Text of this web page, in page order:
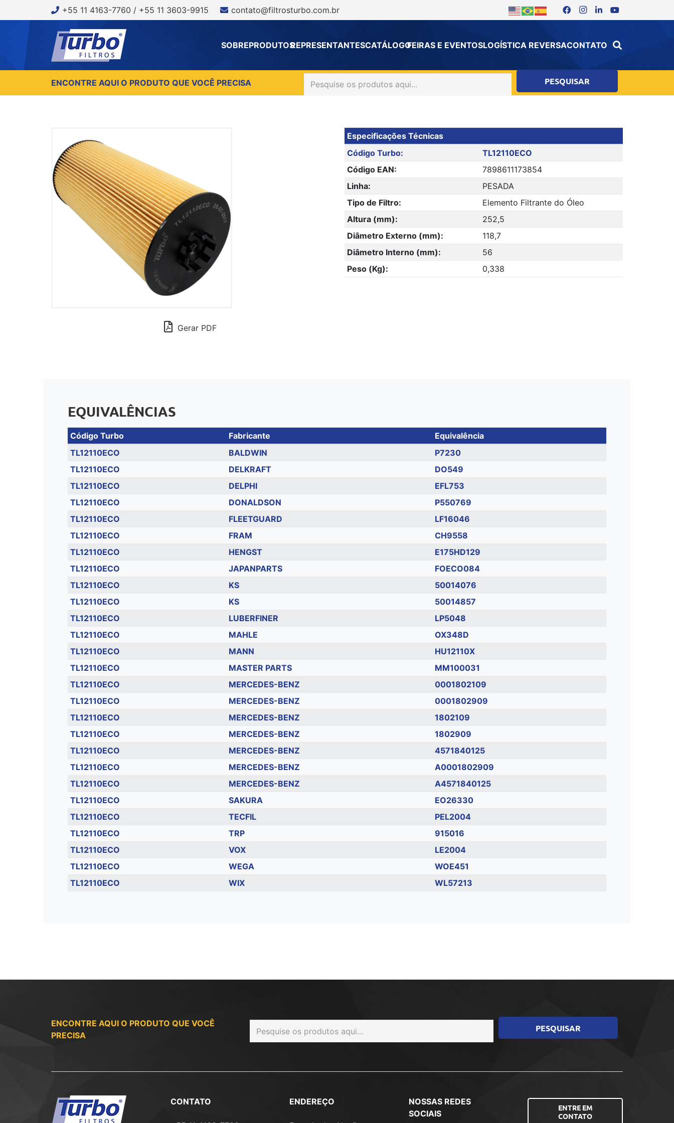
+55 11 4163-7760 / +55 11 3603-9915 contato@filtrosturbo.com.br
SOBREPRODUTOSREPRESENTANTESCATÁLOGOFEIRAS E EVENTOSLOGÍSTICA REVERSACONTATO
ENCONTRE AQUI O PRODUTO QUE VOCÊ PRECISA
Gerar PDF
Especificações Técnicas
Código Turbo:
TL12110ECO
Código EAN:
7898611173854
Linha:
PESADA
Tipo de Filtro:
Elemento Filtrante do Óleo
Altura (mm):
252,5
Diâmetro Externo (mm):
118,7
Diâmetro Interno (mm):
56
Peso (Kg):
0,338
EQUIVALÊNCIAS
Código Turbo Fabricante
Equivalência
TL12110ECO
BALDWIN
P7230
TL12110ECO
DELKRAFT
DO549
TL12110ECO
DELPHI
EFL753
TL12110ECO
DONALDSON
P550769
TL12110ECO
FLEETGUARD
LF16046
TL12110ECO
FRAM
CH9558
TL12110ECO
HENGST
E175HD129
TL12110ECO
JAPANPARTS
FOECO084
TL12110ECO
KS
50014076
TL12110ECO
KS
50014857
TL12110ECO
LUBERFINER
LP5048
TL12110ECO
MAHLE
OX348D
TL12110ECO
MANN
HU12110X
TL12110ECO
MASTER PARTS
MM100031
TL12110ECO
MERCEDES-BENZ
0001802109
TL12110ECO
MERCEDES-BENZ
0001802909
TL12110ECO
MERCEDES-BENZ
1802109
TL12110ECO
MERCEDES-BENZ
1802909
TL12110ECO
MERCEDES-BENZ
4571840125
TL12110ECO
MERCEDES-BENZ
A0001802909
TL12110ECO
MERCEDES-BENZ
A4571840125
TL12110ECO
SAKURA
EO26330
TL12110ECO
TECFIL
PEL2004
TL12110ECO
TRP
915016
TL12110ECO
VOX
LE2004
TL12110ECO
WEGA
WOE451
TL12110ECO
WIX WL57213
ENCONTRE AQUI O PRODUTO QUE VOCÊ
PRECISA
CONTATO ENDEREÇO
NOSSAS REDES
SOCIAIS
ENTRE EM
CONTATO